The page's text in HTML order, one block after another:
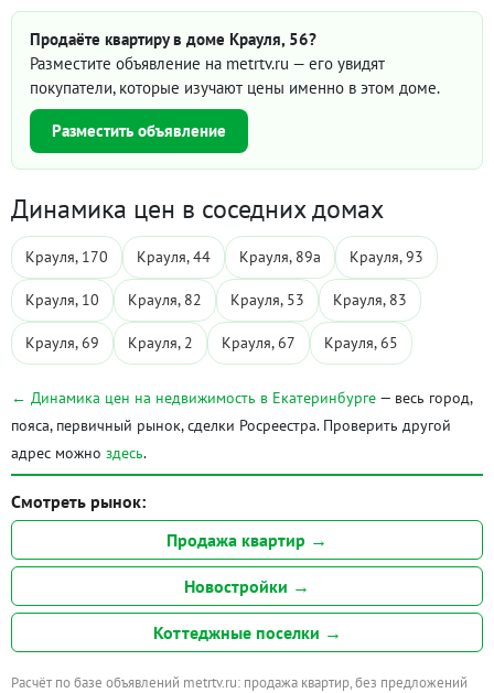
Продаёте квартиру в доме Крауля, 56?
Разместите объявление на metrtv.ru — его увидят
покупатели, которые изучают цены именно в этом доме.
Разместить объявление
Динамика цен в соседних домах
Крауля, 170 Крауля, 44 Крауля, 89а Крауля, 93
Крауля, 10 Крауля, 82 Крауля, 53 Крауля, 83
Крауля, 69 Крауля, 2 Крауля, 67 Крауля, 65
← Динамика цен на недвижимость в Екатеринбурге — весь город,
пояса, первичный рынок, сделки Росреестра. Проверить другой
адрес можно здесь.
Смотреть рынок:
Продажа квартир →
Новостройки →
Коттеджные поселки →
Расчёт по базе объявлений metrtv.ru: продажа квартир, без предложений